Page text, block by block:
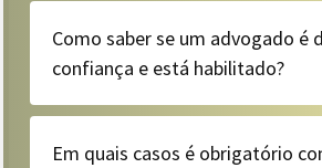
Como saber se um advogado é
confiança e está habilitado?
Em quais casos é obrigatório